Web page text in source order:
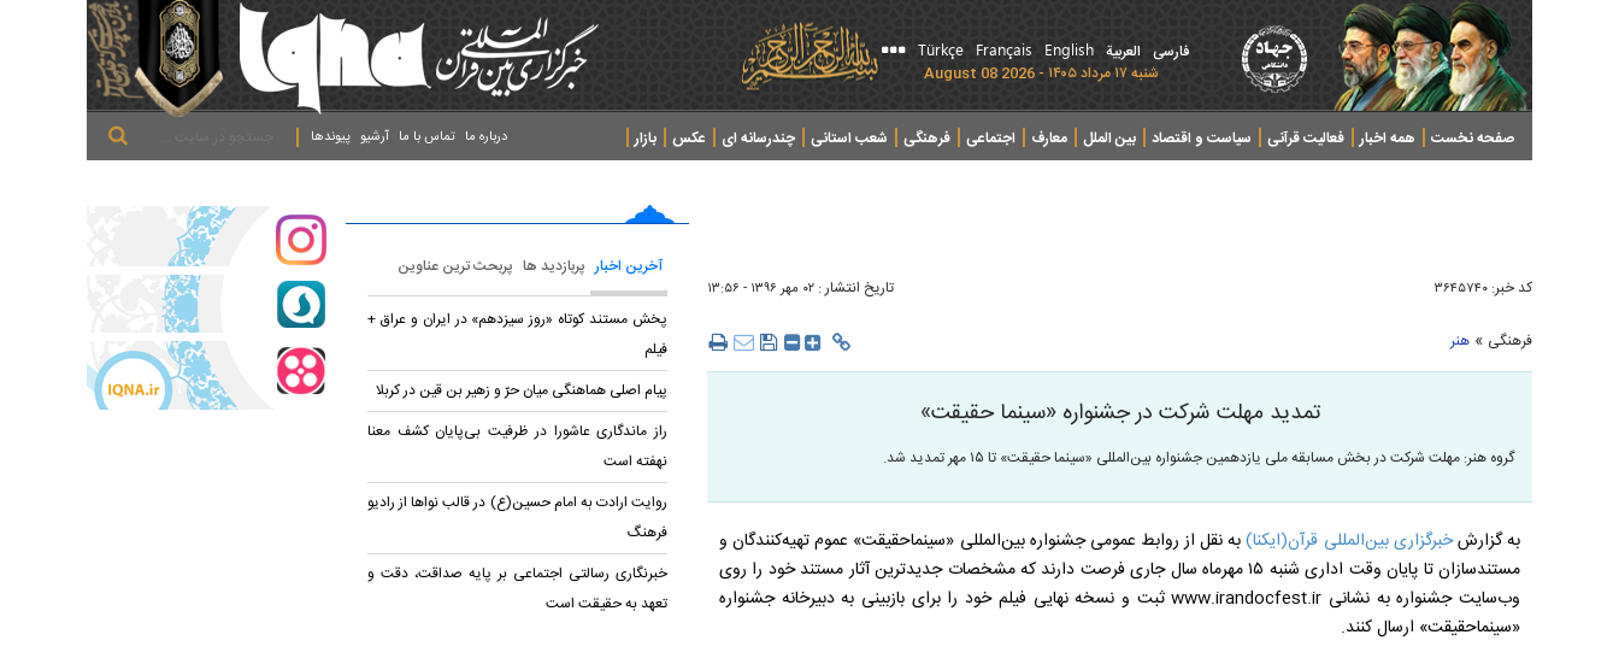
فارسی العربیة English
Français
Türkçe
شنبه ۱۷ مرداد ۱۴۰۵ - 2026 August 08
صفحه نخست همه اخبار فعالیت قرآنی سیاست و اقتصاد بین الملل معارف اجتماعی فرهنگی شعب استانی چندرسانه ای عکس
بازار
پیوندها آرشیو تماس با ما درباره ما
کد خبر: ۳۶۴۵۷۴۰ تاریخ انتشار : ۰۲ مهر ۱۳۹۶ - ۱۳:۵۶
فرهنگی » هنر
تمدید مهلت شرکت در جشنواره «سینما حقیقت»
گروه هنر: مهلت شرکت در بخش مسابقه ملی یازدهمین جشنواره بین‌المللی «سینما حقیقت» تا ۱۵ مهر تمدید شد.
به گزارشخبرگزاری بین‌المللی قرآن(ایکنا)به نقل از روابط عمومی جشنواره بین‌المللی «سینماحقیقت» عموم تهیه‌کنندگان و
مستندسازان تا پایان وقت اداری شنبه ۱۵ مهرماه سال جاری فرصت دارند که مشخصات جدیدترین آثار مستند خود را روی
وب‌سایت جشنواره به نشانی www.irandocfest.irثبت و نسخه نهایی فیلم خود را برای بازبینی به دبیرخانه جشنواره
«سینماحقیقت» ارسال کنند.
آخرین اخبار پربازدید ها پربحث ترین عناوین
پخش مستند کوتاه «روز سیزدهم» در ایران و عراق +
فیلم
پیام اصلی هماهنگی میان حرّ و زهیر بن قین در کربلا
راز ماندگاری عاشورا در ظرفیت بی‌پایان کشف معنا
نهفته است
روایت ارادت به امام حسین(ع) در قالب نواها از رادیو
فرهنگ
خبرنگاری رسالتی اجتماعی بر پایه صداقت، دقت و
تعهد به حقیقت است